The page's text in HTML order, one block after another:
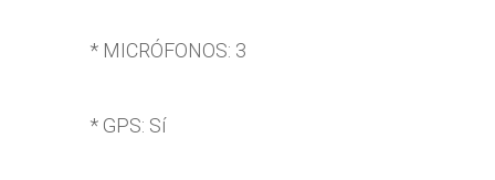
* MICRÓFONOS: 3
* GPS: Sí